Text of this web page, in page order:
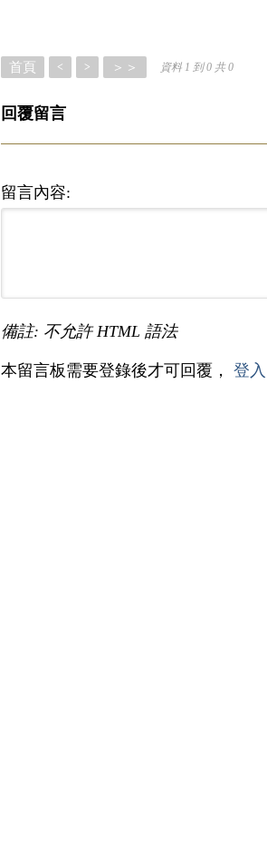
首頁 < > ＞＞ 資料 1 到 0 共 0
回覆留言
留言內容:
備註: 不允許 HTML 語法
本留言板需要登錄後才可回覆， 登入